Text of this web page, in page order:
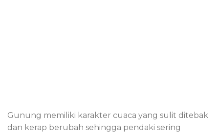
Gunung memiliki karakter cuaca yang sulit ditebak
dan kerap berubah sehingga pendaki sering